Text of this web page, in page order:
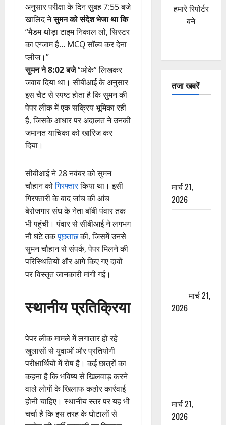
अनुसार परीक्षा के दिन सुबह 7:55 बजे
खालिद नेसुमन को संदेश भेजा था कि
“मैडम थोड़ा टाइम निकाल लो, सिस्टर
का एग्जाम है… MCQ सॉल्व कर देना
प्लीज।”
सुमन ने 8:02 बजे“ओके” लिखकर
जवाब दिया था। सीबीआई के अनुसार
इस चैट से स्पष्ट होता है कि सुमन की
पेपर लीक में एक सक्रिय भूमिका रही
है, जिसके आधार पर अदालत ने उनकी
जमानत याचिका को खारिज कर
दिया।
सीबीआई ने 28 नवंबर को सुमन
चौहान कोगिरफ्तारकिया था। इसी
गिरफ्तारी के बाद जांच की आंच
बेरोजगार संघ के नेता बॉबी पंवार तक
भी पहुंची। पंवार से सीबीआई ने लगभग
नौ घंटे तकपूछताछकी, जिसमें उनसे
सुमन चौहान से संपर्क, पेपर मिलने की
परिस्थितियों और आगे किए गए दावों
पर विस्तृत जानकारी मांगी गई।
स्थानीय प्रतिक्रिया
पेपर लीक मामले में लगातार हो रहे
खुलासों से युवाओं और प्रतियोगी
परीक्षार्थियों में रोष है। कई छात्रों का
कहना है कि भविष्य से खिलवाड़ करने
वाले लोगों के खिलाफ कठोर कार्रवाई
होनी चाहिए। स्थानीय स्तर पर यह भी
चर्चा है कि इस तरह के घोटालों से
हमारे रिपोर्टर
बने
तजा खबरें
मार्च 21,
2026
मार्च 21,
2026
मार्च 21,
2026